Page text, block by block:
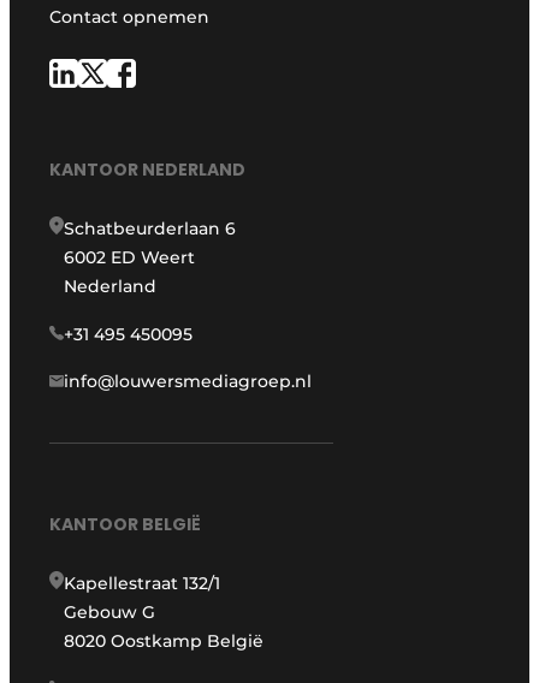
Contact opnemen
KANTOOR NEDERLAND
Schatbeurderlaan 6
6002 ED Weert
Nederland
+31 495 450095
info@louwersmediagroep.nl
KANTOOR BELGIË
Kapellestraat 132/1
Gebouw G
8020 Oostkamp België